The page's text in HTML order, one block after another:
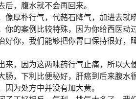
，腹水就不会再回来。
像厚朴行气，代赭石降气，加进去就
你的案例比较特殊，因为你给西医
好你，我们能够把你胃口保持很好
来，因为这两味药行气止痛，所以大
肠，下利比便秘好，肝癌到后来腹
因为处方中并没有加大黄。